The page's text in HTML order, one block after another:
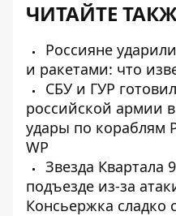
ЧИТАЙТЕ
Россияне
и ракетами: что
СБУ и ГУР
российской армии
удары по кораблям
WP
Звезда Квартала
подъезде из-за
Консьержка сладко